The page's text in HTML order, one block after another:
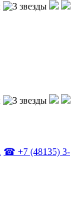
☎ +7 (48135) 3-